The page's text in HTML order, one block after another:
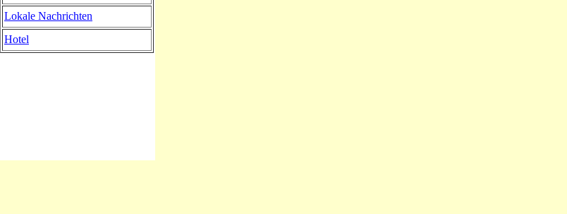
Lokale Nachrichten
Hotel